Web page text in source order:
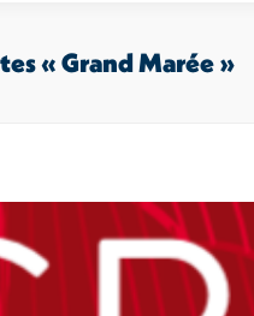
« Grand Marée »